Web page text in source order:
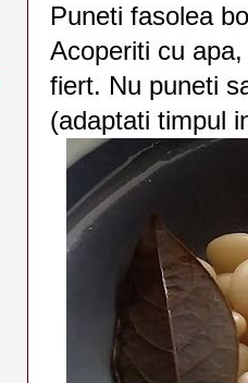
Puneti fasolea
Acoperiti cu
fiert. Nu puneti
(adaptati timpul